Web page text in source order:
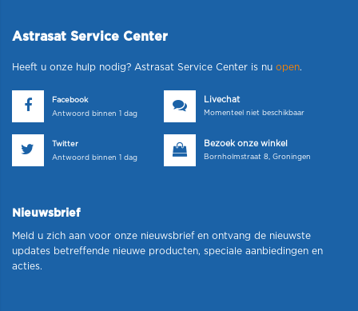
Astrasat Service Center
Heeft u onze hulp nodig? Astrasat Service Center is nu open.
Facebook
Antwoord binnen 1 dag
Livechat
Momenteel niet beschikbaar
Twitter
Antwoord binnen 1 dag
Bezoek onze winkel
Bornholmstraat 8, Groningen
Nieuwsbrief
Meld u zich aan voor onze nieuwsbrief en ontvang de nieuwste
updates betreffende nieuwe producten, speciale aanbiedingen en
acties.